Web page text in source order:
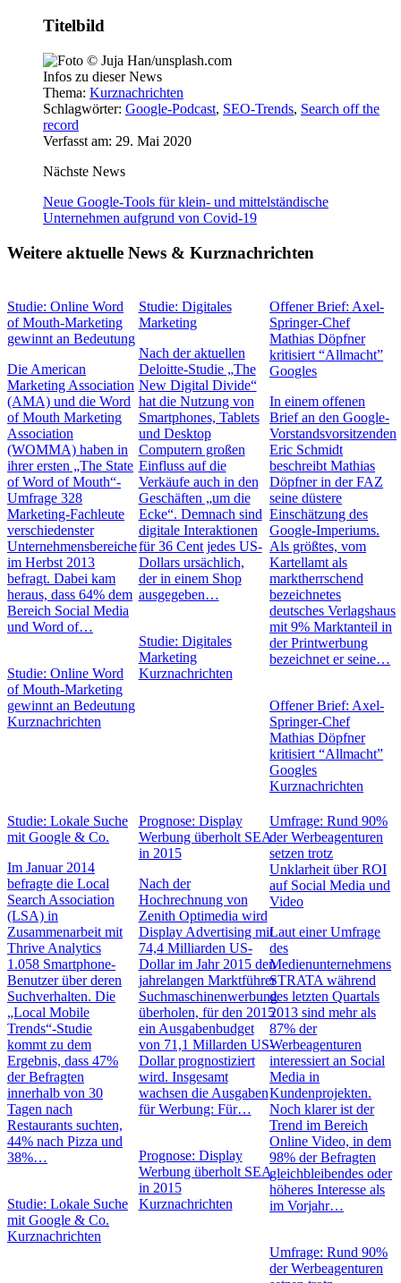
Titelbild
Infos zu dieser News
Thema: Kurznachrichten
Schlagwörter: Google-Podcast, SEO-Trends, Search off the
record
Verfasst am: 29. Mai 2020
Nächste News
Neue Google-Tools für klein- und mittelständische
Unternehmen aufgrund von Covid-19
Weitere aktuelle News & Kurznachrichten
Studie: Online Word
of Mouth-Marketing
gewinnt an Bedeutung
Die American
Marketing Association
(AMA) und die Word
of Mouth Marketing
Association
(WOMMA) haben in
ihrer ersten „The State
of Word of Mouth“-
Umfrage 328
Marketing-Fachleute
verschiedenster
Unternehmensbereiche
im Herbst 2013
befragt. Dabei kam
heraus, dass 64% dem
Bereich Social Media
und Word of…
Studie: Online Word
of Mouth-Marketing
gewinnt an Bedeutung
Kurznachrichten
Studie: Digitales
Marketing
Nach der aktuellen
Deloitte-Studie „The
New Digital Divide“
hat die Nutzung von
Smartphones, Tablets
und Desktop
Computern großen
Einfluss auf die
Verkäufe auch in den
Geschäften „um die
Ecke“. Demnach sind
digitale Interaktionen
für 36 Cent jedes US-
Dollars ursächlich,
der in einem Shop
ausgegeben…
Studie: Digitales
Marketing
Kurznachrichten
Offener Brief: Axel-
Springer-Chef
Mathias Döpfner
kritisiert “Allmacht”
Googles
In einem offenen
Brief an den Google-
Vorstandsvorsitzenden
Eric Schmidt
beschreibt Mathias
Döpfner in der FAZ
seine düstere
Einschätzung des
Google-Imperiums.
Als größtes, vom
Kartellamt als
marktherrschend
bezeichnetes
deutsches Verlagshaus
mit 9% Marktanteil in
der Printwerbung
bezeichnet er seine…
Offener Brief: Axel-
Springer-Chef
Mathias Döpfner
kritisiert “Allmacht”
Googles
Kurznachrichten
Studie: Lokale Suche
mit Google & Co.
Im Januar 2014
befragte die Local
Search Association
(LSA) in
Zusammenarbeit mit
Thrive Analytics
1.058 Smartphone-
Benutzer über deren
Suchverhalten. Die
„Local Mobile
Trends“-Studie
kommt zu dem
Ergebnis, dass 47%
der Befragten
innerhalb von 30
Tagen nach
Restaurants suchten,
44% nach Pizza und
38%…
Studie: Lokale Suche
mit Google & Co.
Kurznachrichten
Prognose: Display
Werbung überholt SEA
in 2015
Nach der
Hochrechnung von
Zenith Optimedia wird
Display Advertising mit
74,4 Milliarden US-
Dollar im Jahr 2015 den
jahrelangen Marktführer
Suchmaschinenwerbung
überholen, für den 2015
ein Ausgabenbudget
von 71,1 Millarden US-
Dollar prognostiziert
wird. Insgesamt
wachsen die Ausgaben
für Werbung: Für…
Prognose: Display
Werbung überholt SEA
in 2015
Kurznachrichten
Umfrage: Rund 90%
der Werbeagenturen
setzen trotz
Unklarheit über ROI
auf Social Media und
Video
Laut einer Umfrage
des
Medienunternehmens
STRATA während
des letzten Quartals
2013 sind mehr als
87% der
Werbeagenturen
interessiert an Social
Media in
Kundenprojekten.
Noch klarer ist der
Trend im Bereich
Online Video, in dem
98% der Befragten
gleichbleibendes oder
höheres Interesse als
im Vorjahr…
Umfrage: Rund 90%
der Werbeagenturen